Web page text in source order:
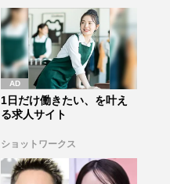
1日だけ働きたい、を叶え
る求人サイト
ショットワークス